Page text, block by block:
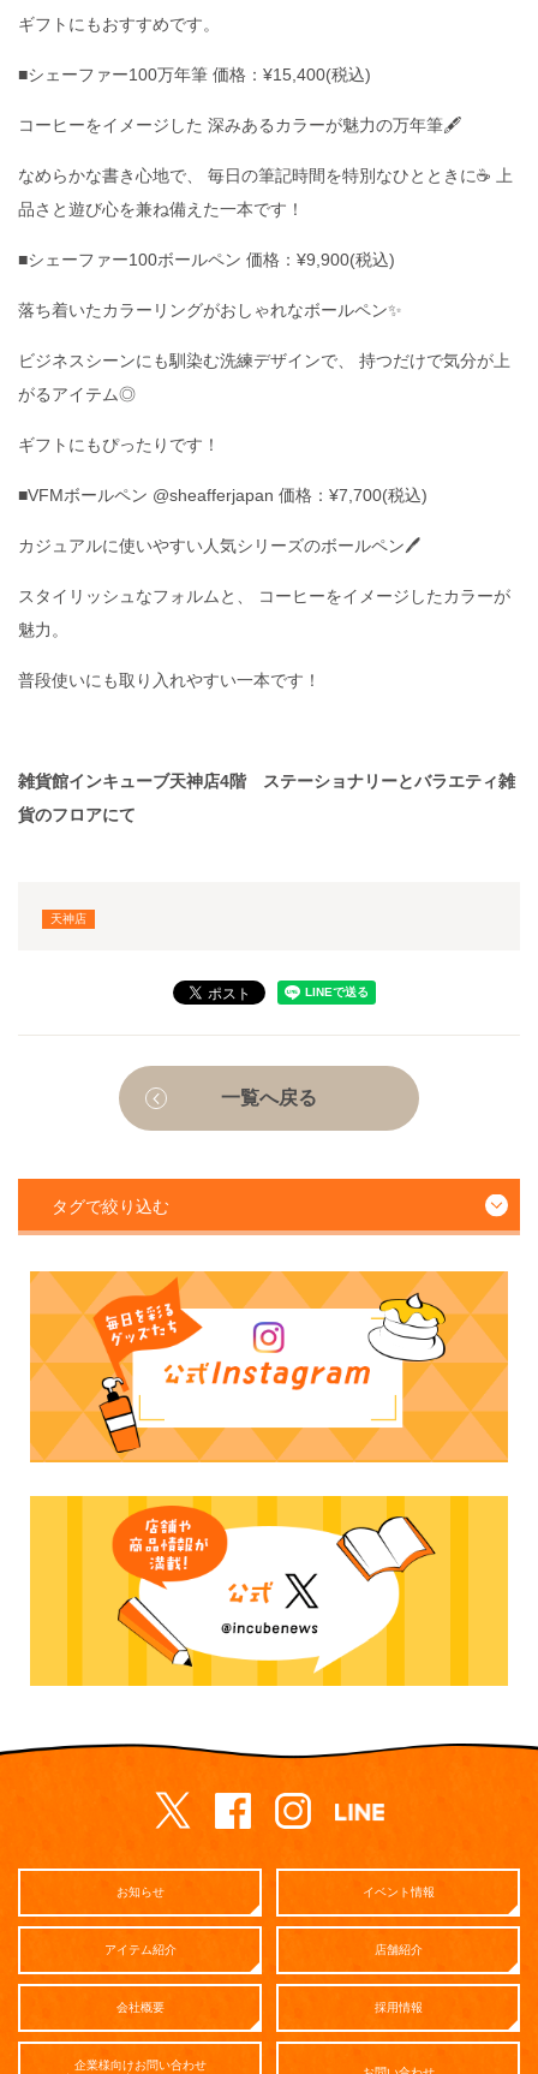
ギフトにもおすすめです。
■シェーファー100万年筆 価格：¥15,400(税込)
コーヒーをイメージした 深みあるカラーが魅力の万年筆🖋
なめらかな書き心地で、 毎日の筆記時間を特別なひとときに☕️ 上
品さと遊び心を兼ね備えた一本です！
■シェーファー100ボールペン 価格：¥9,900(税込)
落ち着いたカラーリングがおしゃれなボールペン✨
ビジネスシーンにも馴染む洗練デザインで、 持つだけで気分が上
がるアイテム◎
ギフトにもぴったりです！
■VFMボールペン @sheafferjapan 価格：¥7,700(税込)
カジュアルに使いやすい人気シリーズのボールペン🖊
スタイリッシュなフォルムと、 コーヒーをイメージしたカラーが
魅力。
普段使いにも取り入れやすい一本です！
雑貨館インキューブ天神店4階 ステーショナリーとバラエティ雑
貨のフロアにて
天神店
一覧へ戻る
タグで絞り込む
お知らせ イベント情報
アイテム紹介 店舗紹介
会社概要 採用情報
企業様向けお問い合わせ